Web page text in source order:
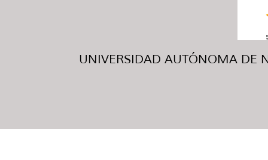
UNIVERSIDAD AUTÓNOMA DE